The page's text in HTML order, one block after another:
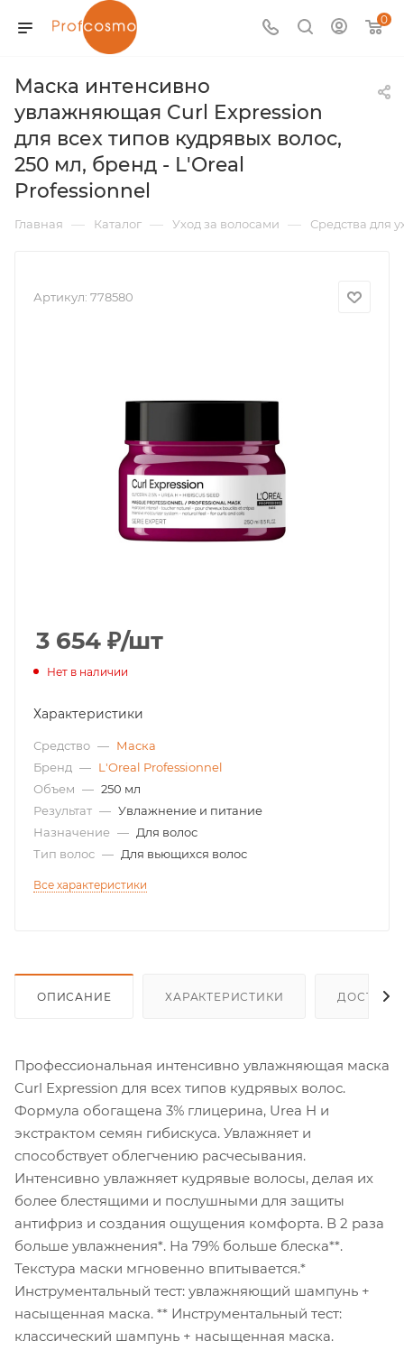
0
Маска интенсивно
увлажняющая Curl Expression
для всех типов кудрявых волос,
250 мл, бренд - L'Oreal
Professionnel
Главная — Каталог — Уход за волосами — Средства для
Артикул: 778580
3 654 ₽/шт
Нет в наличии
Характеристики
Средство — Маска
Бренд — L'Oreal Professionnel
Объем — 250 мл
Результат — Увлажнение и питание
Назначение — Для волос
Тип волос — Для вьющихся волос
Все характеристики
ОПИСАНИЕ ХАРАКТЕРИСТИКИ
Профессиональная интенсивно увлажняющая маска
Curl Expression для всех типов кудрявых волос.
Формула обогащена 3% глицерина, Urea H и
экстрактом семян гибискуса. Увлажняет и
способствует облегчению расчесывания.
Интенсивно увлажняет кудрявые волосы, делая их
более блестящими и послушными для защиты
антифриз и создания ощущения комфорта. В 2 раза
больше увлажнения*. На 79% больше блеска**.
Текстура маски мгновенно впитывается.*
Инструментальный тест: увлажняющий шампунь +
насыщенная маска. ** Инструментальный тест:
классический шампунь + насыщенная маска.